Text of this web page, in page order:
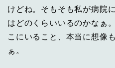
けどね。そもそも私が病院
はどのくらいいるのかなぁ
こにいること、本当に想像
ぁ。